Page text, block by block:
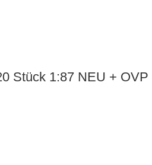
Stück 1:87 NEU + OVP